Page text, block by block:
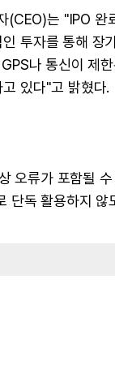
는 "IPO 완
투자를 통해 장
나 통신이 제
있다"고 밝혔다.
오류가 포함될
독 활용하지 않